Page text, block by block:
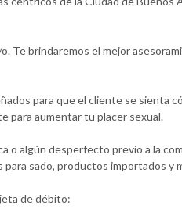
Te brindaremos el mejor
para que el cliente se sienta
para aumentar tu placer sexual.
o algún desperfecto previo a la
sado, productos importados y
de débito: